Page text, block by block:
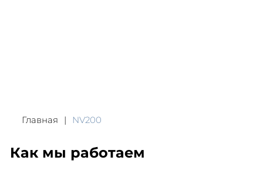
Главная NV200
Как мы работаем